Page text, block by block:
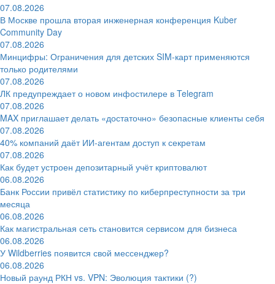
07.08.2026
В Москве прошла вторая инженерная конференция Kuber
Community Day
07.08.2026
Минцифры: Ограничения для детских SIM-карт применяются
только родителями
07.08.2026
ЛК предупреждает о новом инфостилере в Telegram
07.08.2026
MAX приглашает делать «достаточно» безопасные клиенты себя
07.08.2026
40% компаний даёт ИИ‑агентам доступ к секретам
07.08.2026
Как будет устроен депозитарный учёт криптовалют
06.08.2026
Банк России привёл статистику по киберпреступности за три
месяца
06.08.2026
Как магистральная сеть становится сервисом для бизнеса
06.08.2026
У Wildberries появится свой мессенджер?
06.08.2026
Новый раунд РКН vs. VPN: Эволюция тактики (?)